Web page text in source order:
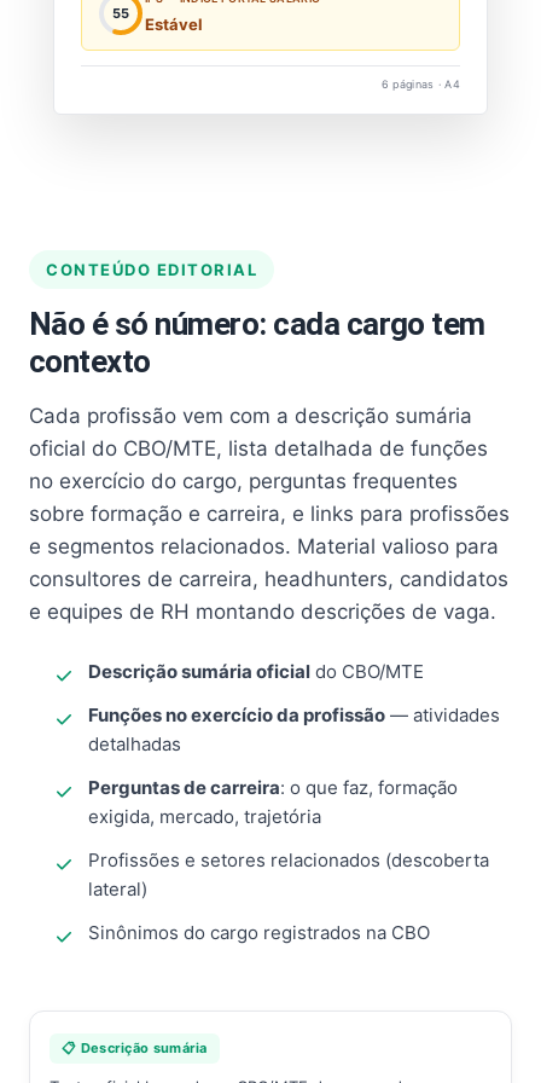
55
Estável
6 páginas · A4
CONTEÚDO EDITORIAL
Não é só número: cada cargo tem
contexto
Cada profissão vem com a descrição sumária
oficial do CBO/MTE, lista detalhada de funções
no exercício do cargo, perguntas frequentes
sobre formação e carreira, e links para profissões
e segmentos relacionados. Material valioso para
consultores de carreira, headhunters, candidatos
e equipes de RH montando descrições de vaga.
Descrição sumária oficial do CBO/MTE
Funções no exercício da profissão — atividades
detalhadas
Perguntas de carreira: o que faz, formação
exigida, mercado, trajetória
Profissões e setores relacionados (descoberta
lateral)
Sinônimos do cargo registrados na CBO
📋 Descrição sumária